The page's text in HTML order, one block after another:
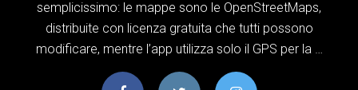
semplicissimo: le mappe sono le OpenStreetMaps,
distribuite con licenza gratuita che tutti possono
modificare, mentre l’app utilizza solo il GPS per la …